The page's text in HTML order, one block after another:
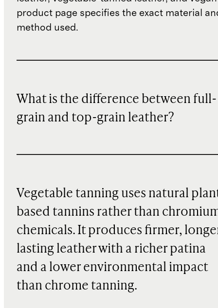
product page specifies the exact material
method used.
What is the difference between full-
grain and top-grain leather?
Vegetable tanning uses natural
based tannins rather than
chemicals. It produces firmer,
lasting leather with a richer patina
and a lower environmental impact
than chrome tanning.